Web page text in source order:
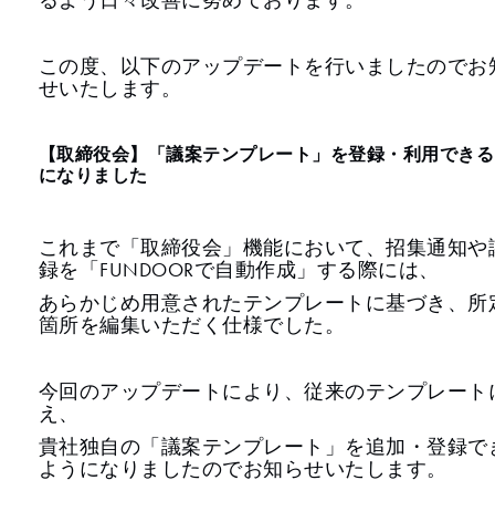
この度、以下のアップデートを行いましたのでお
せいたします。
【取締役会】「議案テンプレート」を登録・利用でき
になりました
これまで「取締役会」機能において、招集通知や
録を「FUNDOORで自動作成」する際には、
あらかじめ用意されたテンプレートに基づき、所
箇所を編集いただく仕様でした。
今回のアップデートにより、従来のテンプレート
え、
貴社独自の「議案テンプレート」を追加・登録で
ようになりましたのでお知らせいたします。